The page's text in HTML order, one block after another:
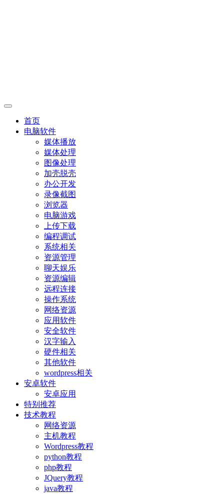
首页
电脑软件
媒体播放
媒体处理
图像处理
加壳脱壳
办公开发
录像截图
浏览器
电脑游戏
上传下载
编程调试
系统相关
资源管理
聊天娱乐
资源编辑
远程连接
操作系统
网络资源
应用软件
安全软件
汉字输入
硬件相关
其他软件
wordpress相关
安卓软件
安卓应用
特别推荐
技术教程
网络资源
主机教程
Wordpress教程
python教程
php教程
JQuery教程
java教程